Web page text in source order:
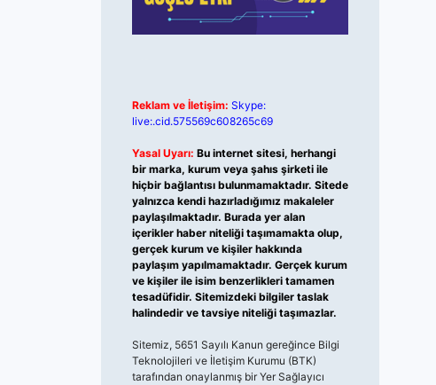
Reklam ve İletişim: Skype:
live:.cid.575569c608265c69
Yasal Uyarı: Bu internet sitesi, herhangi
bir marka, kurum veya şahıs şirketi ile
hiçbir bağlantısı bulunmamaktadır. Sitede
yalnızca kendi hazırladığımız makaleler
paylaşılmaktadır. Burada yer alan
içerikler haber niteliği taşımamakta olup,
gerçek kurum ve kişiler hakkında
paylaşım yapılmamaktadır. Gerçek kurum
ve kişiler ile isim benzerlikleri tamamen
tesadüfidir. Sitemizdeki bilgiler taslak
halindedir ve tavsiye niteliği taşımazlar.
Sitemiz, 5651 Sayılı Kanun gereğince Bilgi
Teknolojileri ve İletişim Kurumu (BTK)
tarafından onaylanmış bir Yer Sağlayıcı